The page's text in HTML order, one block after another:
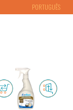
PORTUGUÊS